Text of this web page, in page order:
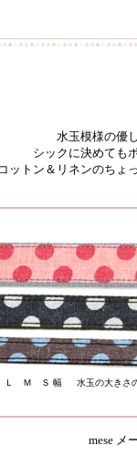
水玉模様の優
シックに決めても
コットン＆リネンのちょ
Ｌ Ｍ Ｓ 幅 水玉の大きさ
mese メ